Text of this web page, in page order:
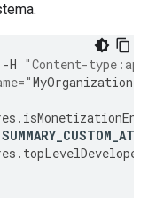
-H "Content-
MyOrganization
.
.